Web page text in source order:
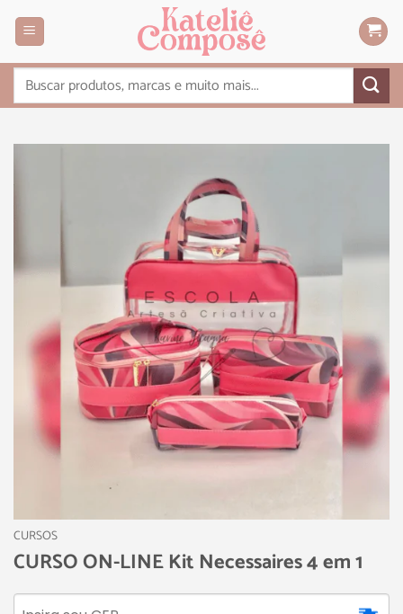
CURSOS
CURSO ON-LINE Kit Necessaires 4 em 1